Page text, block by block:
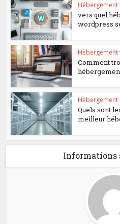
Hébergement
vers quel
wordpress
Hébergement
Comment
Hébergement
Quels sont
meilleur
Informations